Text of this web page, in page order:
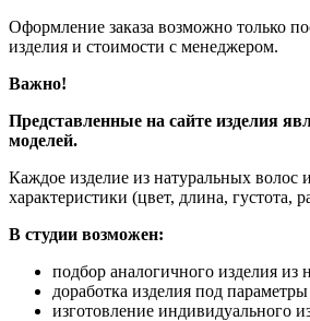
Оформление заказа возможно только
изделия и стоимости с менеджером.
Важно!
Представленные на сайте изделия
моделей.
Каждое изделие из натуральных волос
характеристики (цвет, длина, густота,
В студии возможен:
подбор аналогичного изделия из
доработка изделия под
изготовление индивидуального